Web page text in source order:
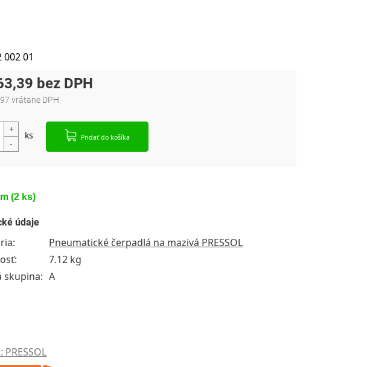
(2 ks)
PRESSOL
vrátane DPH
Pridať do košíka
002 01
údaje
:
Pneumatické čerpadlá na mazivá PRESSOL
:
7.12 kg
skupina: A